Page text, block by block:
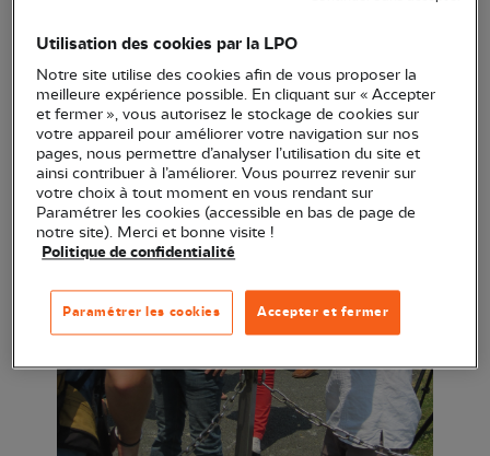
Utilisation des cookies par la LPO
Notre site utilise des cookies afin de vous proposer la
meilleure expérience possible. En cliquant sur « Accepter
et fermer », vous autorisez le stockage de cookies sur
votre appareil pour améliorer votre navigation sur nos
pages, nous permettre d’analyser l’utilisation du site et
ainsi contribuer à l’améliorer. Vous pourrez revenir sur
votre choix à tout moment en vous rendant sur
Paramétrer les cookies (accessible en bas de page de
notre site). Merci et bonne visite !
Politique de confidentialité
Accepter et fermer
Paramétrer les cookies